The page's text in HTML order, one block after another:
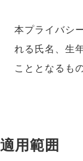
本プライバシ
れる氏名、生
こととなるも
適用範囲